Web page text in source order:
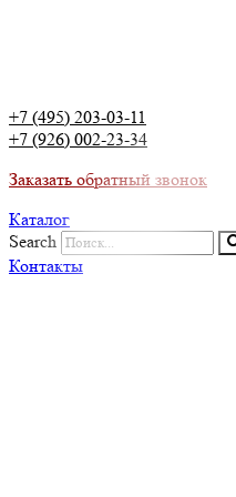
+7 (495) 203-03-11
+7 (926) 002-23-34
Заказать обратный звонок
Каталог
Search
Контакты